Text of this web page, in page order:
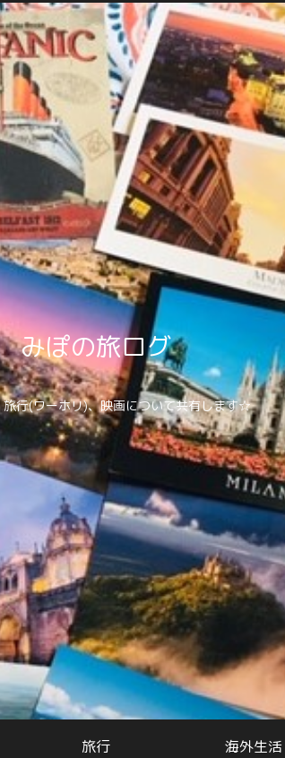
みぽの旅ログ
旅行(ワーホリ)、映画について共有します☆
旅行 海外生活